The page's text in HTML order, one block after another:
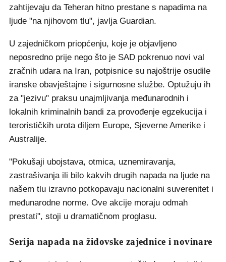
zahtijevaju da Teheran hitno prestane s napadima na
ljude "na njihovom tlu", javlja Guardian.
U zajedničkom priopćenju, koje je objavljeno
neposredno prije nego što je SAD pokrenuo novi val
zračnih udara na Iran, potpisnice su najoštrije osudile
iranske obavještajne i sigurnosne službe. Optužuju ih
za "jezivu" praksu unajmljivanja međunarodnih i
lokalnih kriminalnih bandi za provođenje egzekucija i
terorističkih urota diljem Europe, Sjeverne Amerike i
Australije.
"Pokušaji ubojstava, otmica, uznemiravanja,
zastrašivanja ili bilo kakvih drugih napada na ljude na
našem tlu izravno potkopavaju nacionalni suverenitet i
međunarodne norme. Ove akcije moraju odmah
prestati", stoji u dramatičnom proglasu.
Serija napada na židovske zajednice i novinare